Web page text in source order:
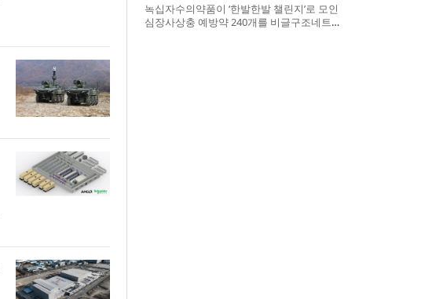
녹십자수의약품이 ‘한발한발 챌린지’로 모인
심장사상충 예방약 240개를 비글구조네트